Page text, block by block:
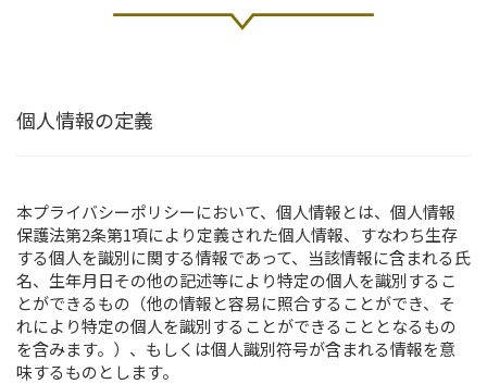
個人情報の定義
本プライバシーポリシーにおいて、個人情報とは、個人情報
保護法第2条第1項により定義された個人情報、すなわち生存
する個人を識別に関する情報であって、当該情報に含まれる氏
名、生年月日その他の記述等により特定の個人を識別するこ
とができるもの（他の情報と容易に照合することができ、そ
れにより特定の個人を識別することができることとなるもの
を含みます。）、もしくは個人識別符号が含まれる情報を意
味するものとします。